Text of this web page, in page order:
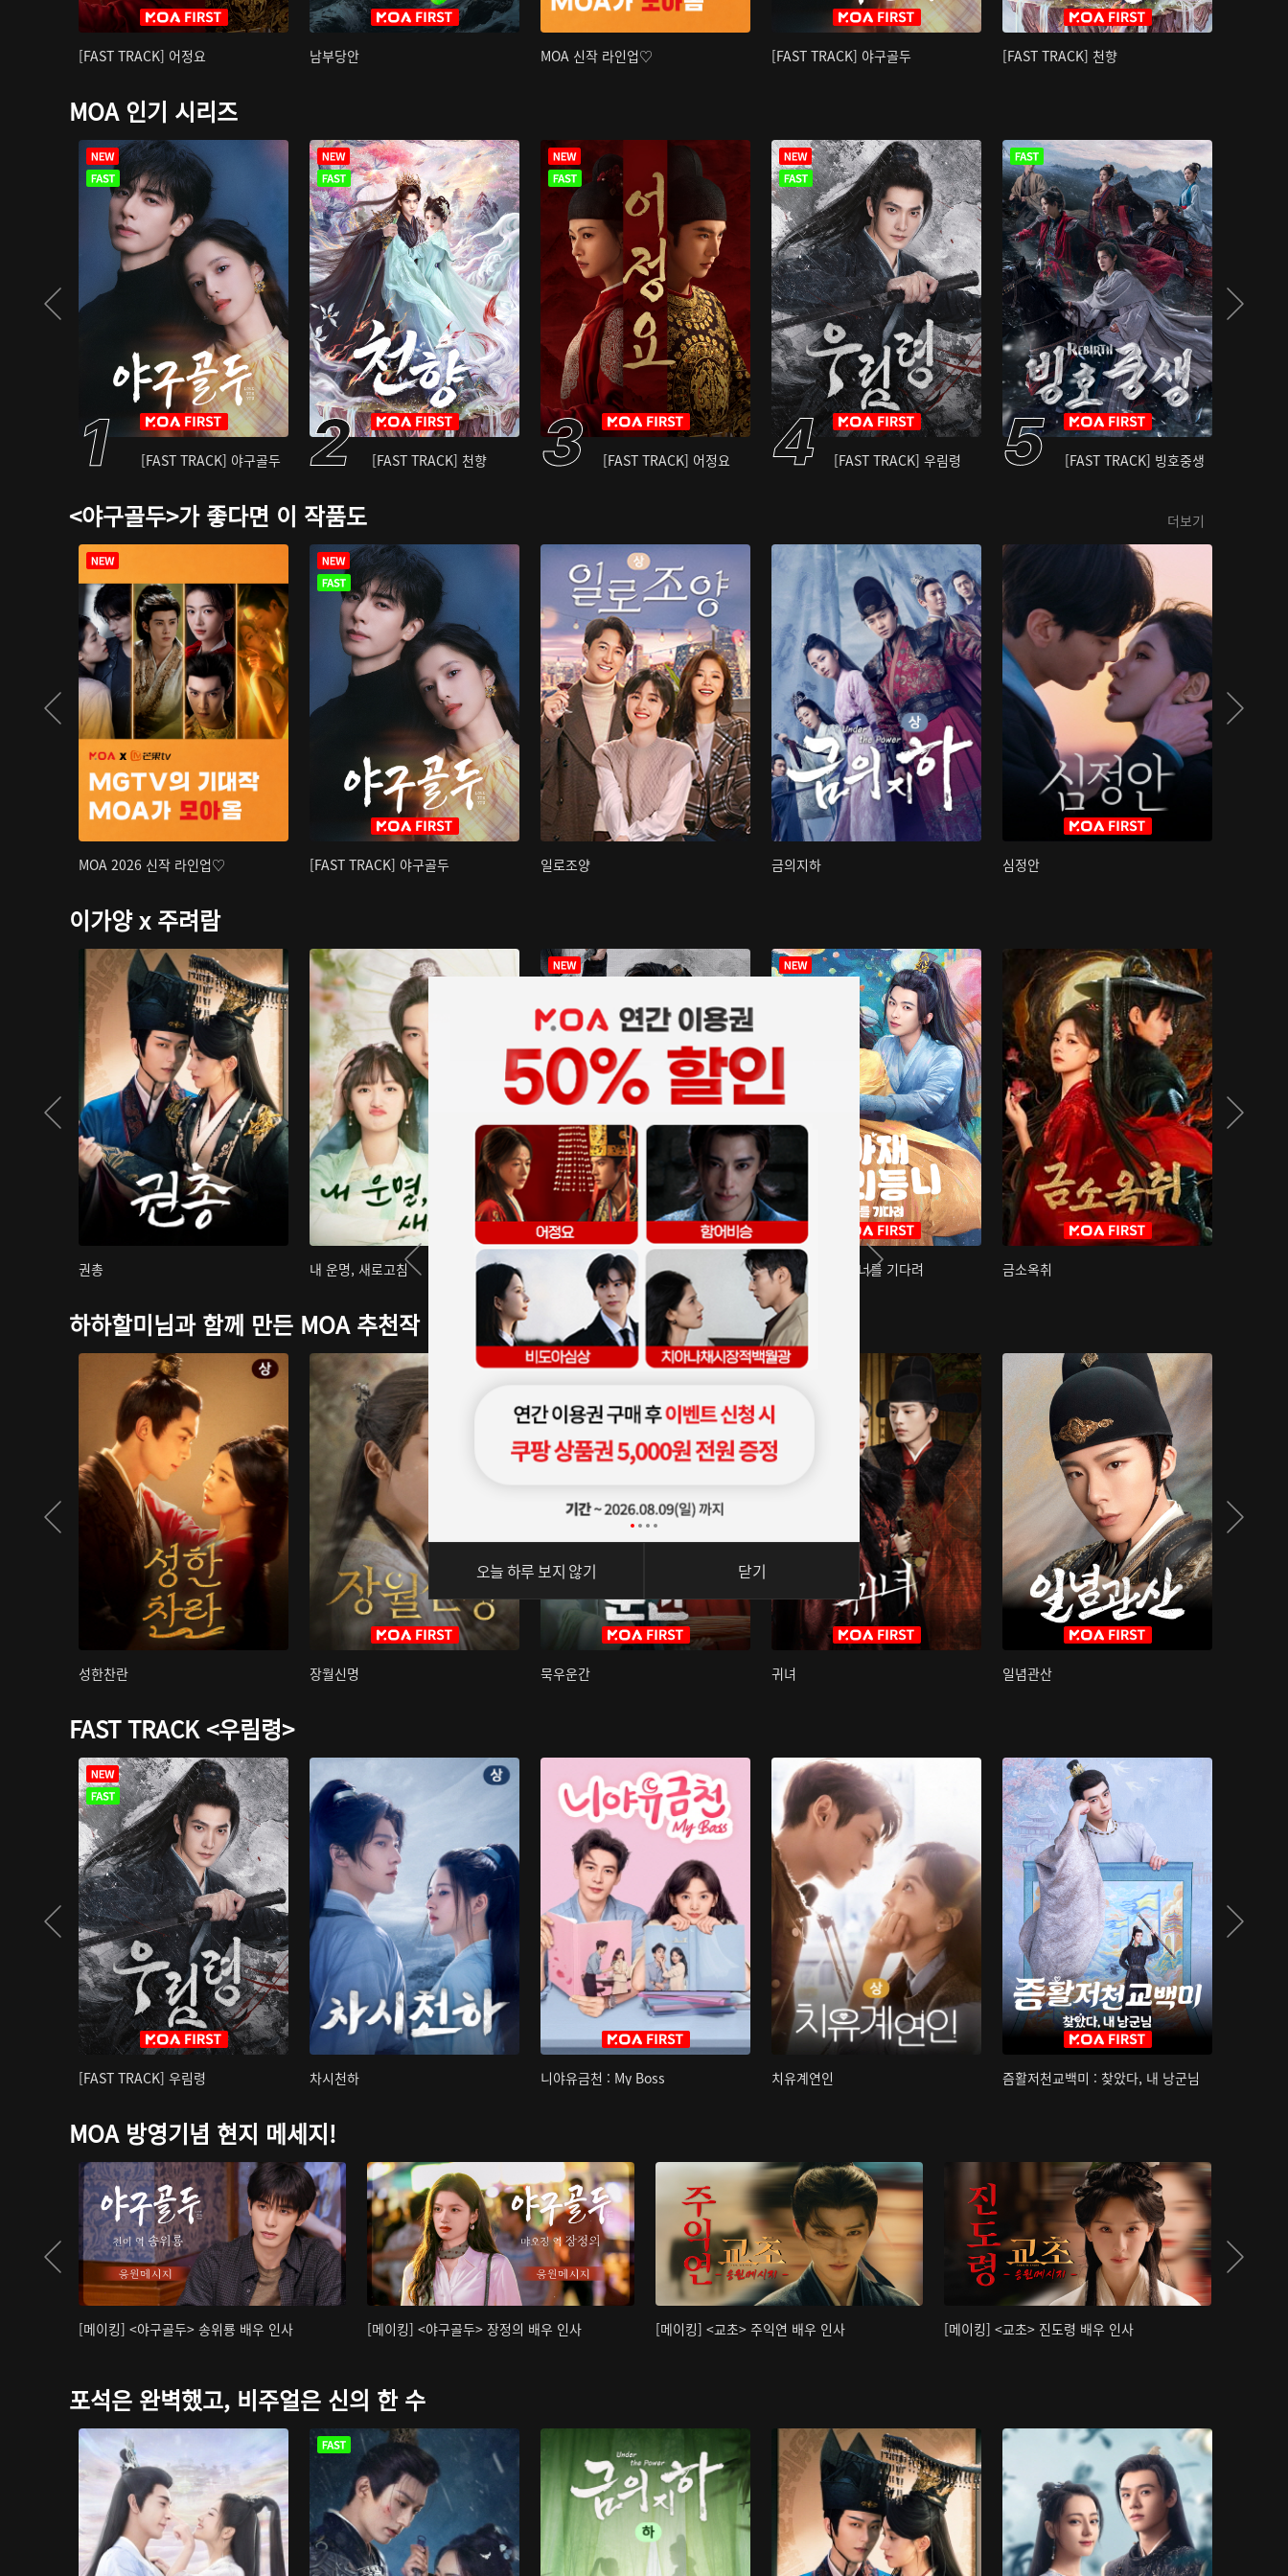
[FAST TRACK] 어정요 남부당안 MOA 신작 라인업♡ [FAST TRACK] 야구골두 [FAST TRACK] 천향
MOA 인기 시리즈
[FAST TRACK] 야구골두 [FAST TRACK] 천향 [FAST TRACK] 어정요 [FAST TRACK] 우림령 [FAST TRACK] 빙호중생
<야구골두>가 좋다면 이 작품도 더보기
MOA 2026 신작 라인업♡ [FAST TRACK] 야구골두 일로조양 금의지하 심정안
이가양 x 주려람
권총 내 운명, 새로고침 아재저리등니 : 너를 기다려 금소옥취
하하할미님과 함께 만든 MOA 추천작
성한찬란 장월신명 묵우운간 귀녀 일념관산
FAST TRACK <우림령>
[FAST TRACK] 우림령 차시천하 니야유금천 : My Boss 치유계연인 즘활저천교백미 : 찾았다, 내 낭군님
MOA 방영기념 현지 메세지!
[메이킹] <야구골두> 송위룡 배우 인사 [메이킹] <야구골두> 장정의 배우 인사 [메이킹] <교초> 주익연 배우 인사 [메이킹] <교초> 진도령 배우 인사
포석은 완벽했고, 비주얼은 신의 한 수
오늘 하루 보지 않기 닫기